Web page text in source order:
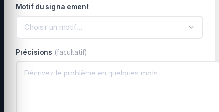
Motif du signalement
Choisir un motif…
Précisions (facultatif)